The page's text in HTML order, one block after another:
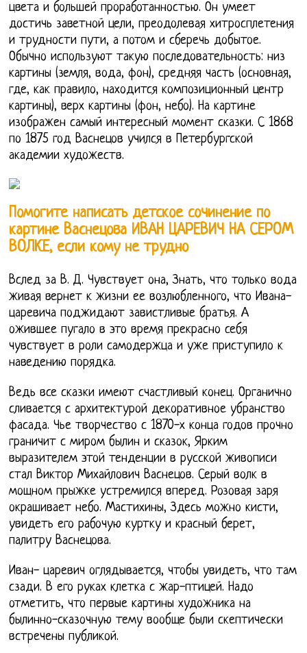
цвета и большей проработанностью. Он умеет
достичь заветной цели, преодолевая хитросплетения
и трудности пути, а потом и сберечь добытое.
Обычно используют такую последовательность: низ
картины (земля, вода, фон), средняя часть (основная,
где, как правило, находится композиционный центр
картины), верх картины (фон, небо). На картине
изображен самый интересный момент сказки. С 1868
по 1875 год Васнецов учился в Петербургской
академии художеств.
Помогите написать детское сочинение по
картине Васнецова ИВАН ЦАРЕВИЧ НА СЕРОМ
ВОЛКЕ, если кому не трудно
Вслед за В. Д. Чувствует она, Знать, что только вода
живая вернет к жизни ее возлюбленного, что Ивана-
царевича поджидают завистливые братья. А
ожившее пугало в это время прекрасно себя
чувствует в роли самодержца и уже приступило к
наведению порядка.
Ведь все сказки имеют счастливый конец. Органично
сливается с архитектурой декоративное убранство
фасада. Чье творчество с 1870-х конца годов прочно
граничит с миром былин и сказок, Ярким
выразителем этой тенденции в русской живописи
стал Виктор Михайлович Васнецов. Серый волк в
мощном прыжке устремился вперед. Розовая заря
окрашивает небо. Мастихины, Здесь можно кисти,
увидеть его рабочую куртку и красный берет,
палитру Васнецова.
Иван- царевич оглядывается, чтобы увидеть, что там
сзади. В его руках клетка с жар-птицей. Надо
отметить, что первые картины художника на
былинно-сказочную тему вообще были скептически
встречены публикой.